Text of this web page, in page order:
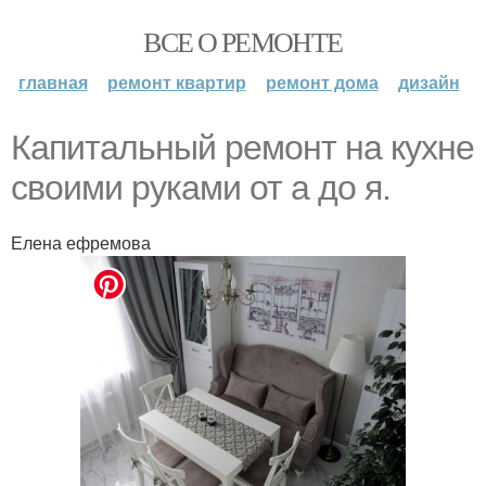
ВСЕ О РЕМОНТЕ
главная ремонт квартир ремонт дома дизайн
Капитальный ремонт на кухне
своими руками от а до я.
Елена ефремова